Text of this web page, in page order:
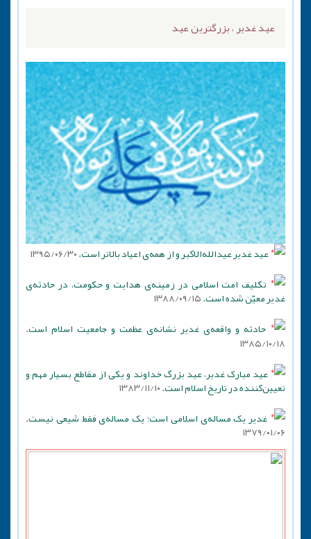
عید غدیر ، بزرگترین عید
عید غدیر عیدالله‌الاکبر و از همه‌ی اعیاد بالاتر است.۱۳۹۵/۰۶/۳۰
تکلیف امت اسلامی در زمینه‌ی هدایت و حکومت، در حادثه‌ی
غدیر معیّن شده است.۱۳۸۸/۰۹/۱۵
حادثه و واقعه‌ی غدیر نشانه‌ی عظمت و جامعیت اسلام است.
۱۳۸۵/۱۰/۱۸
عید مبارک غدیر، عید بزرگ خداوند و یکی از مقاطع بسیار مهم و
تعیین‌کننده در تاریخ اسلام است.۱۳۸۳/۱۱/۱۰
غدیر یک مساله‌ی اسلامی است؛ یک مساله‌ی فقط شیعی نیست.
۱۳۷۹/۰۱/۰۶